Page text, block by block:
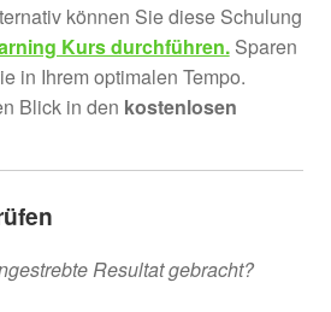
können Sie diese Schulung
Kurs durchführen.Sparen
in Ihrem optimalen Tempo.
Blick in den kostenlosen
Resultat gebracht?